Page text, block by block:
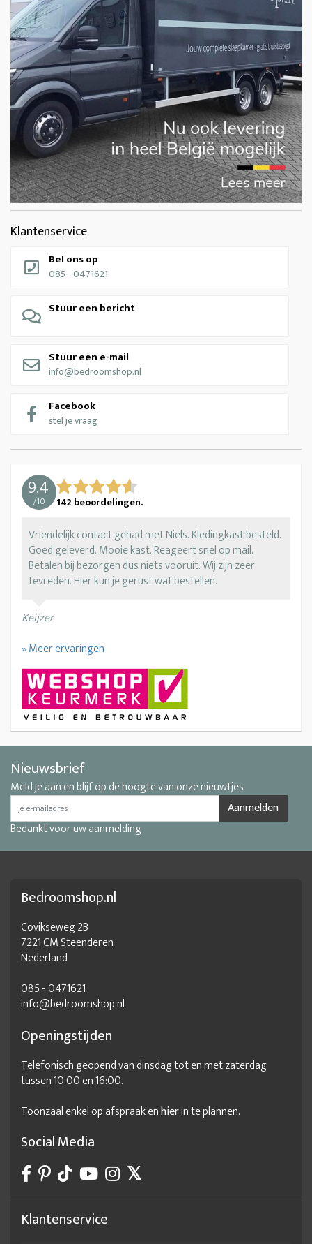
Klantenservice
Bel ons op
085 - 0471621
Stuur een bericht
Stuur een e-mail
info@bedroomshop.nl
Facebook
stel je vraag
9.4
/10 142 beoordelingen.
Vriendelijk contact gehad met Niels. Kledingkast besteld.
Goed geleverd. Mooie kast. Reageert snel op mail.
Betalen bij bezorgen dus niets vooruit. Wij zijn zeer
tevreden. Hier kun je gerust wat bestellen.
Keijzer
» Meer ervaringen
Nieuwsbrief
Meld je aan en blijf op de hoogte van onze nieuwtjes
Aanmelden
Bedankt voor uw aanmelding
Bedroomshop.nl
Covikseweg 2B
7221 CM Steenderen
Nederland
085 - 0471621
info@bedroomshop.nl
Openingstijden
Telefonisch geopend van dinsdag tot en met zaterdag
tussen 10:00 en 16:00.
Toonzaal enkel op afspraak enhierin te plannen.
Social Media
Klantenservice